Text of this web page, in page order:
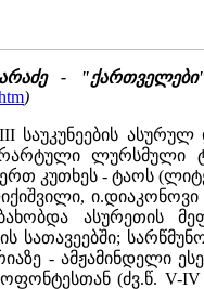
-
)
საუკუნეების
ლურსმული
კუთხეს - ტაოს
ასურეთის
სათავეებში;
- ამჟამინდელი
(ძვ.წ.